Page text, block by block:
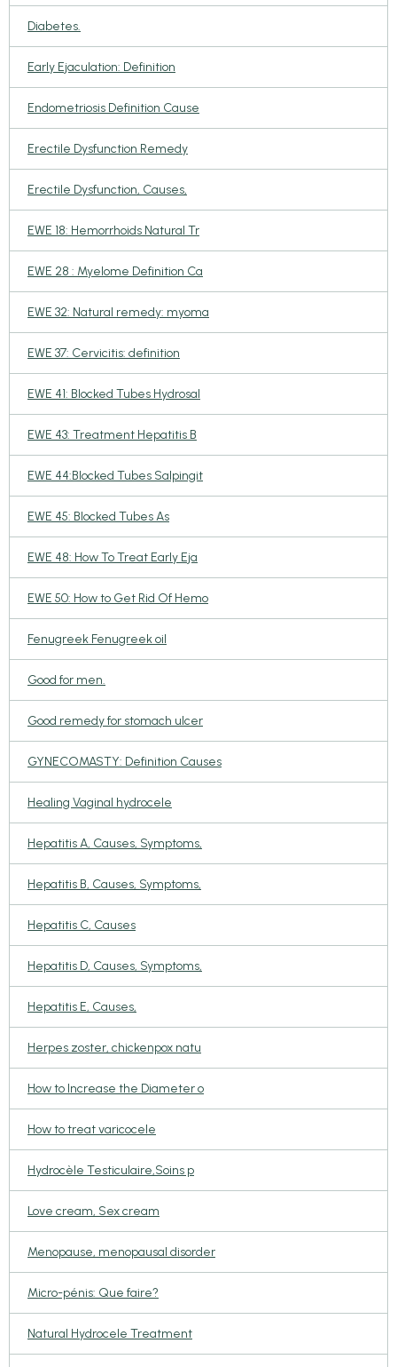
Diabetes.
Early Ejaculation: Definition
Endometriosis Definition Cause
Erectile Dysfunction Remedy
Erectile Dysfunction, Causes,
EWE 18: Hemorrhoids Natural Tr
EWE 28 : Myelome Definition Ca
EWE 32: Natural remedy: myoma
EWE 37: Cervicitis: definition
EWE 41: Blocked Tubes Hydrosal
EWE 43: Treatment Hepatitis B
EWE 44:Blocked Tubes Salpingit
EWE 45: Blocked Tubes As
EWE 48: How To Treat Early Eja
EWE 50: How to Get Rid Of Hemo
Fenugreek Fenugreek oil
Good for men.
Good remedy for stomach ulcer
GYNECOMASTY: Definition Causes
Healing Vaginal hydrocele
Hepatitis A, Causes, Symptoms,
Hepatitis B, Causes, Symptoms,
Hepatitis C, Causes
Hepatitis D, Causes, Symptoms,
Hepatitis E, Causes,
Herpes zoster, chickenpox natu
How to Increase the Diameter o
How to treat varicocele
Hydrocèle Testiculaire,Soins p
Love cream, Sex cream
Menopause, menopausal disorder
Micro-pénis: Que faire?
Natural Hydrocele Treatment